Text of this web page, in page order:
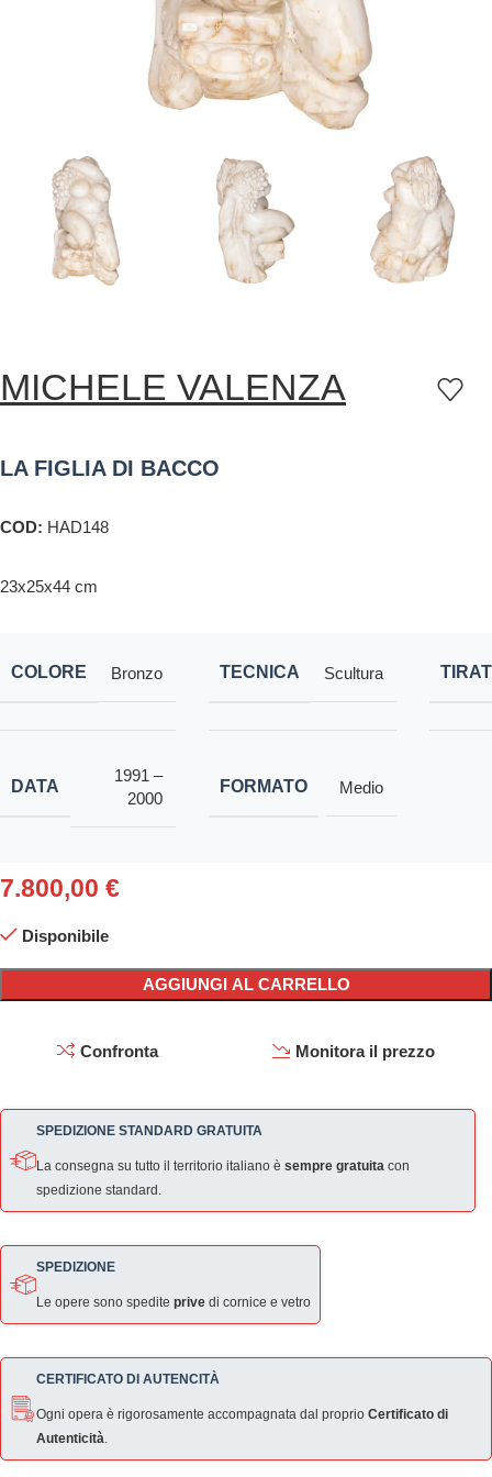
MICHELE VALENZA
LA FIGLIA DI BACCO
COD: HAD148
23x25x44 cm
COLORE Bronzo TECNICA Scultura
DATA
1991 –
2000
FORMATO Medio
7.800,00 €
Disponibile
AGGIUNGI AL CARRELLO
Confronta Monitora il prezzo
SPEDIZIONE STANDARD GRATUITA
La consegna su tutto il territorio italiano è sempre gratuita con
spedizione standard.
SPEDIZIONE
Le opere sono spedite prive di cornice e vetro
CERTIFICATO DI AUTENCITÀ
Ogni opera è rigorosamente accompagnata dal proprio Certificato di
Autenticità.